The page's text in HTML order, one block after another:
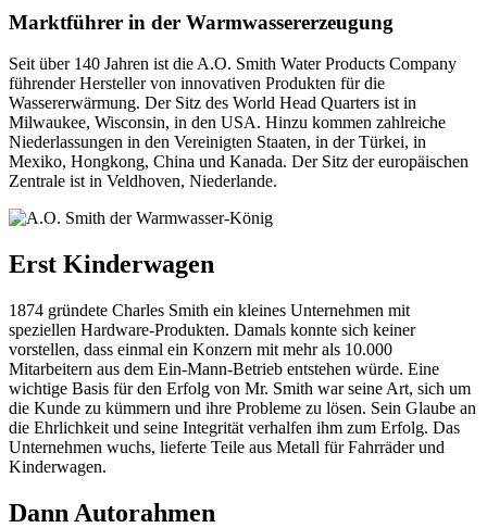
Marktführer in der Warmwassererzeugung
Seit über 140 Jahren ist die A.O. Smith Water Products Company
führender Hersteller von innovativen Produkten für die
Wassererwärmung. Der Sitz des World Head Quarters ist in
Milwaukee, Wisconsin, in den USA. Hinzu kommen zahlreiche
Niederlassungen in den Vereinigten Staaten, in der Türkei, in
Mexiko, Hongkong, China und Kanada. Der Sitz der europäischen
Zentrale ist in Veldhoven, Niederlande.
Erst Kinderwagen
1874 gründete Charles Smith ein kleines Unternehmen mit
speziellen Hardware-Produkten. Damals konnte sich keiner
vorstellen, dass einmal ein Konzern mit mehr als 10.000
Mitarbeitern aus dem Ein-Mann-Betrieb entstehen würde. Eine
wichtige Basis für den Erfolg von Mr. Smith war seine Art, sich um
die Kunde zu kümmern und ihre Probleme zu lösen. Sein Glaube an
die Ehrlichkeit und seine Integrität verhalfen ihm zum Erfolg. Das
Unternehmen wuchs, lieferte Teile aus Metall für Fahrräder und
Kinderwagen.
Dann Autorahmen